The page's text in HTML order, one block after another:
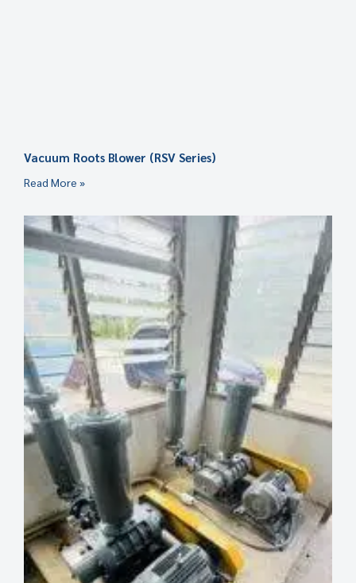
Vacuum Roots Blower (RSV Series)
Read More »